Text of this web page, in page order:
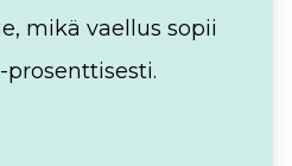
mikä vaellus sopii
prosenttisesti.